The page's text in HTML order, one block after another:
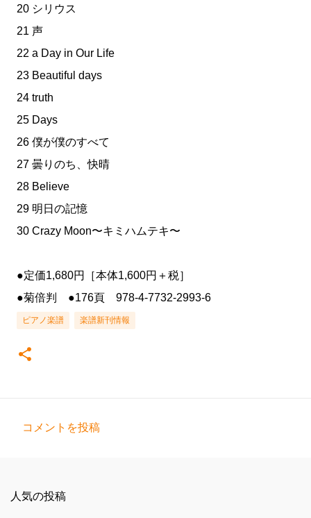
20 シリウス
21 声
22 a Day in Our Life
23 Beautiful days
24 truth
25 Days
26 僕が僕のすべて
27 曇りのち、快晴
28 Believe
29 明日の記憶
30 Crazy Moon〜キミハムテキ〜
●定価1,680円［本体1,600円＋税］
●菊倍判 ●176頁 978-4-7732-2993-6
ピアノ楽譜 楽譜新刊情報
ト
コメントを投稿
人気の投稿